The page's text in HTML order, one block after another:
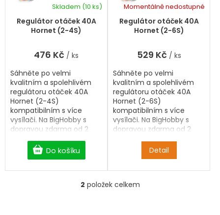
Regulátor otáček 40A
Hornet (2-4S)
Skladem (10 ks)
476 Kč / ks
Do košíku
Sáhněte po velmi
kvalitním a spolehlivém
regulátoru otáček 40A
Hornet (2-4S)
kompatibilním s více
vysílači. Na BigHobby s
dopravou zdarma od 2
Regulátor otáček 40A
Hornet (2-6S)
Momentálně nedostupné
529 Kč / ks
Detail
Sáhněte po velmi
kvalitním a spolehlivém
regulátoru otáček 40A
Hornet (2-6S)
kompatibilním s více
vysílači. Na BigHobby s
dopravou zdarma od 2
O
2 položek celkem